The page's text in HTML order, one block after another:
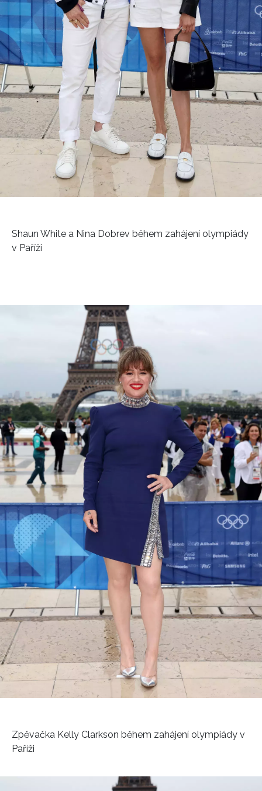
Shaun White a Nina Dobrev během zahájení olympiády
v Paříži
Zpěvačka Kelly Clarkson během zahájení olympiády v
Paříži